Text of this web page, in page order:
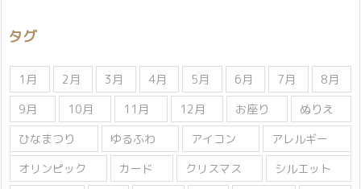
ー
タグ
1月 2月 3月 4月 5月 6月 7月
8月
9月
10月 11月 12月 お座り
ぬりえ
ひなまつり
ゆるふわ アイコン
アレルギー
オリンピック
カード クリスマス
シルエット